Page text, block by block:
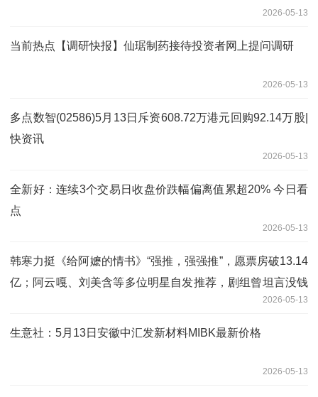
2026-05-13
当前热点【调研快报】仙琚制药接待投资者网上提问调研
2026-05-13
多点数智(02586)5月13日斥资608.72万港元回购92.14万股|
快资讯
2026-05-13
全新好：连续3个交易日收盘价跌幅偏离值累超20% 今日看
点
2026-05-13
韩寒力挺《给阿嬷的情书》“强推，强强推”，愿票房破13.14
亿；阿云嘎、刘美含等多位明星自发推荐，剧组曾坦言没钱
2026-05-13
生意社：5月13日安徽中汇发新材料MIBK最新价格
2026-05-13